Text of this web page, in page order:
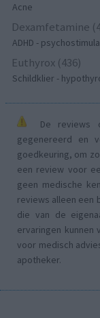
Acne
Dexamfetamine
ADHD -
Euthyrox (436)
Schildklier -
De reviews
gegenereerd en
goedkeuring, om
een review voor
geen medische
reviews alleen een
die van de
ervaringen
voor medisch
apotheker.